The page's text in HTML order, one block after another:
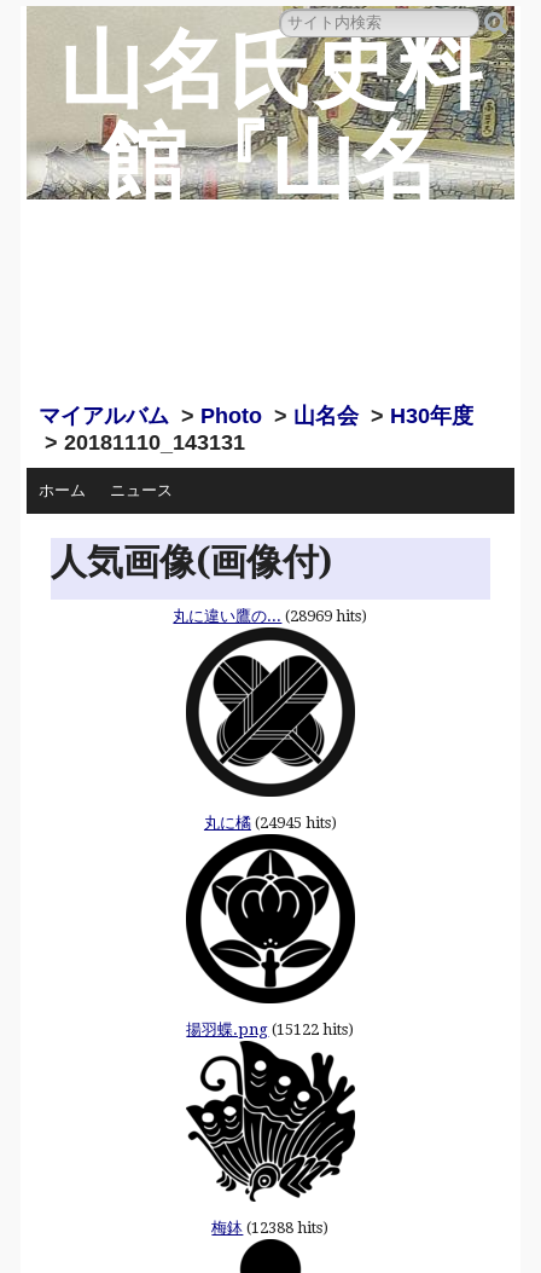
山名氏史料
館『山名
マイアルバム > Photo > 山名会> H30年度
> 20181110_143131
ホーム ニュース
人気画像(画像付)
丸に違い鷹の... (28969 hits)
丸に橘(24945 hits)
揚羽蝶.png (15122 hits)
梅鉢 (12388 hits)